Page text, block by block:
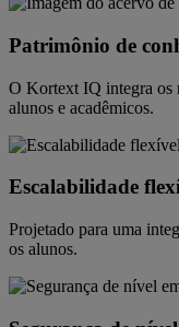
Patrimônio de
O Kortext IQ integra os
alunos e acadêmicos.
Escalabilidade
Projetado para uma
os alunos.